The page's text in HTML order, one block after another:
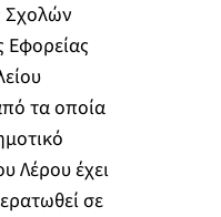
Σχολών
Εφορείας
τα οποία
Λέρου έχει
σε